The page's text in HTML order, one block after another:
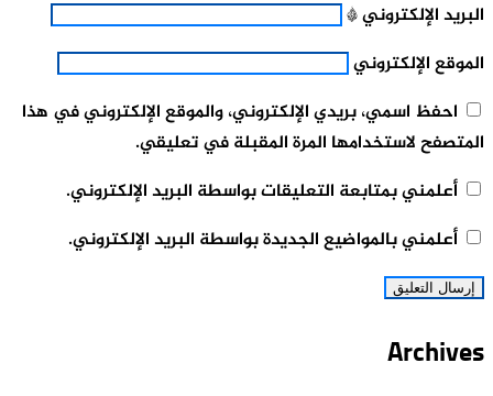
البريد الإلكتروني*
الموقع الإلكتروني
احفظ اسمي، بريدي الإلكتروني، والموقع الإلكتروني في هذا
المتصفح لاستخدامها المرة المقبلة في تعليقي.
أعلمني بمتابعة التعليقات بواسطة البريد الإلكتروني.
أعلمني بالمواضيع الجديدة بواسطة البريد الإلكتروني.
Archives